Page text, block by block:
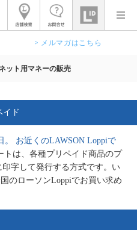
> メルマガはこちら
ット用マネーの販売
イド
。 お近くのLAWSON Loppiで
トは、各種プリペイド商品のプ
字して発行する方式です。い
のローソンLoppiでお買い求め